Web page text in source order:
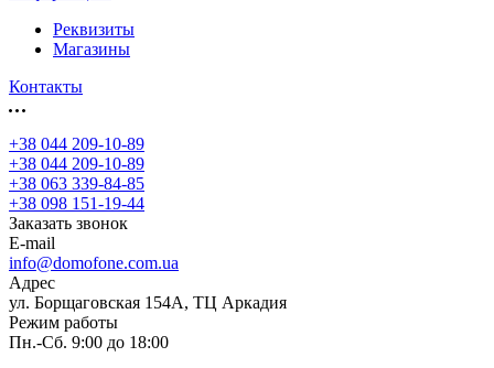
Реквизиты
Магазины
Контакты
+38 044 209-10-89
+38 044 209-10-89
+38 063 339-84-85
+38 098 151-19-44
Заказать звонок
E-mail
info@domofone.com.ua
Адрес
ул. Борщаговская 154А, ТЦ Аркадия
Режим работы
Пн.-Сб. 9:00 до 18:00